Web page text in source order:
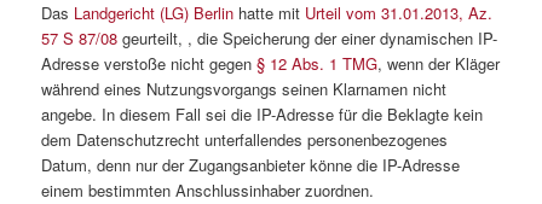
Das Landgericht (LG) Berlin hatte mit Urteil vom 31.01.2013, Az.
57 S 87/08 geurteilt, , die Speicherung der einer dynamischen IP-
Adresse verstoße nicht gegen§ 12 Abs. 1 TMG, wenn der Kläger
während eines Nutzungsvorgangs seinen Klarnamen nicht
angebe. In diesem Fall sei die IP-Adresse für die Beklagte kein
dem Datenschutzrecht unterfallendes personenbezogenes
Datum, denn nur der Zugangsanbieter könne die IP-Adresse
einem bestimmten Anschlussinhaber zuordnen.